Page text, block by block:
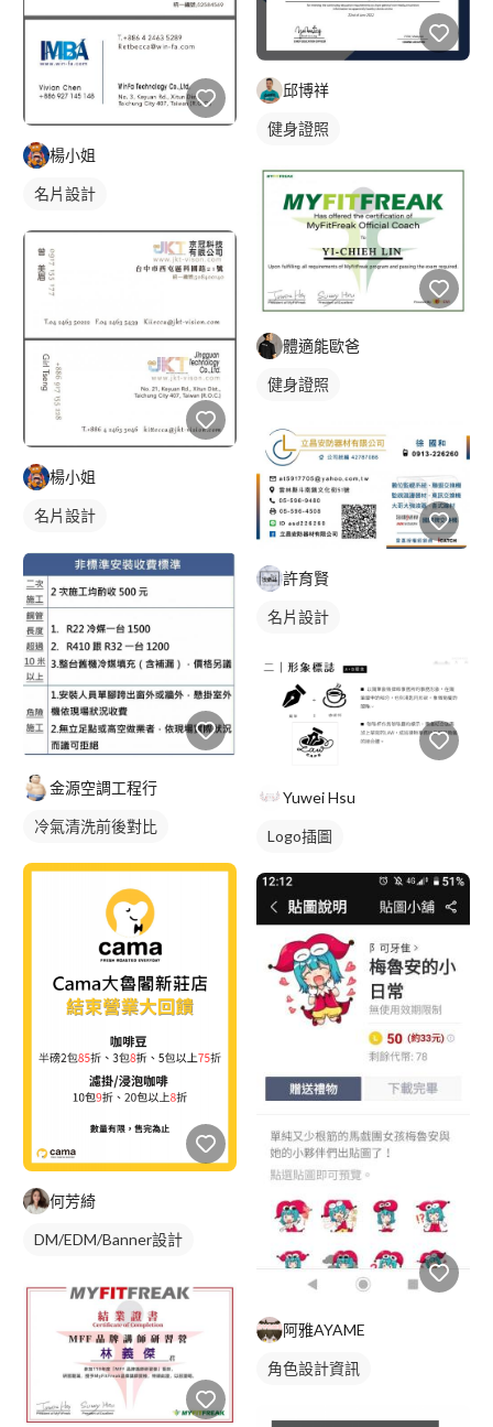
楊小姐
名片設計
楊小姐
名片設計
金源空調工程行
冷氣清洗前後對比
何芳綺
DM/EDM/Banner設計
邱博祥
健身證照
體適能歐爸
健身證照
許育賢
名片設計
Yuwei Hsu
Logo插圖
阿雅AYAME
角色設計資訊